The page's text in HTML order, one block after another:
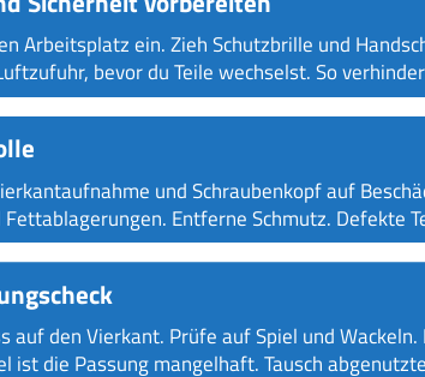
Arbeitsplatz ein. Zieh Schutzbrille und
bevor du Teile wechselst. So
und Schraubenkopf auf
Entferne Schmutz. Defekte
auf den Vierkant. Prüfe auf Spiel und
ist die Passung mangelhaft. Tausch